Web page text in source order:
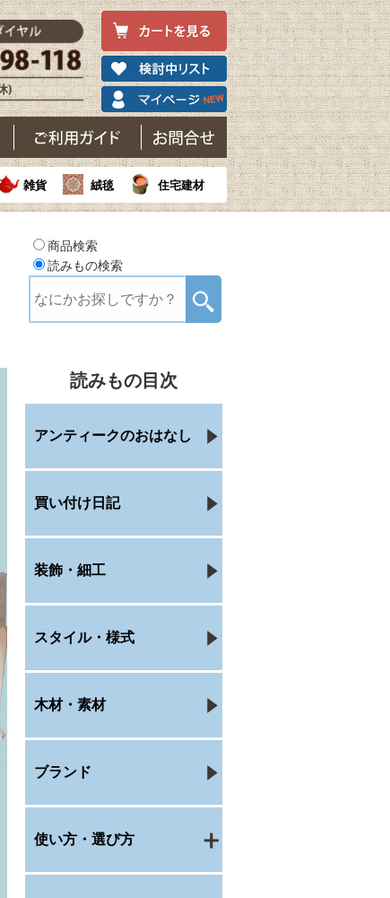
雑貨 絨毯 住宅建材
商品検索
読みもの検索
読みもの目次
アンティークのおはなし
買い付け日記
装飾・細工
スタイル・様式
木材・素材
ブランド
使い方・選び方